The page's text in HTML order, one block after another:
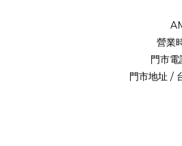
營業
門市
門市地址 /